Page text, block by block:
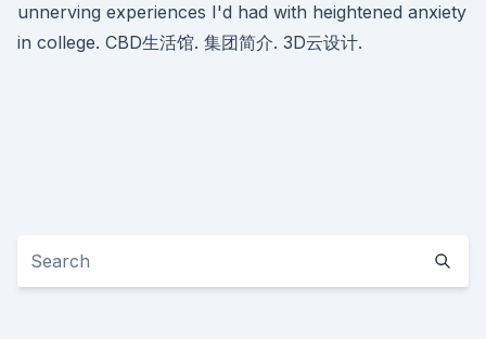
unnerving experiences I'd had with heightened anxiety
in college. CBD生活馆. 集团简介. 3D云设计.